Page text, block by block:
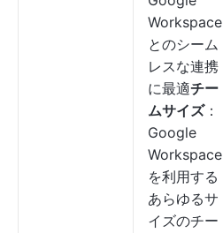
Workspace
とのシーム
レスな連携
に最適チー
ムサイズ：
Google
Workspace
を利用する
あらゆるサ
イズのチー